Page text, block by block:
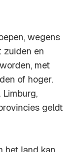
wegens
zuiden en
met
of hoger.
geldt